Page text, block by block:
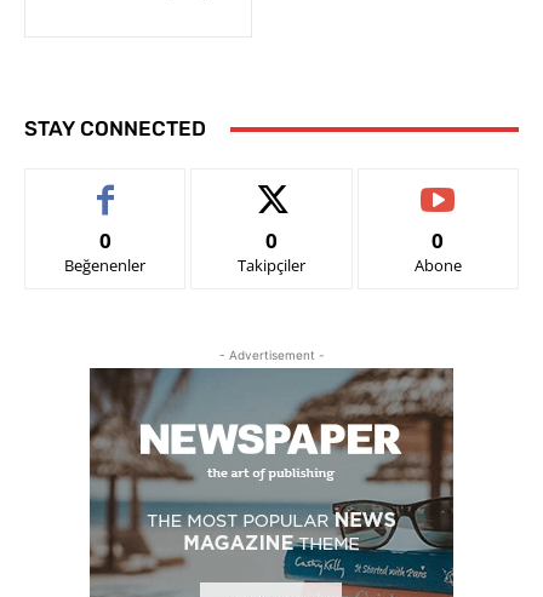
STAY CONNECTED
0
Beğenenler
0
Takipçiler
0
Abone
- Advertisement -